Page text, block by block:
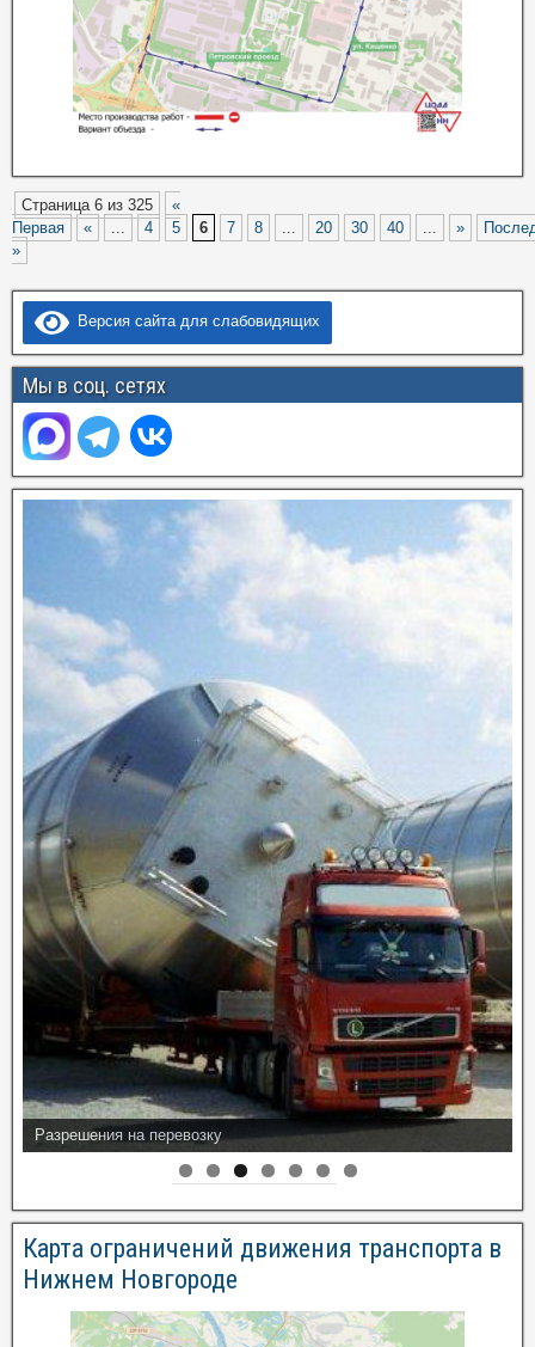
Страница 6 из 325
«
Первая
« 4 5 6 7 8 20 30 40 »
»
Версия сайта для слабовидящих
Мы в соц. сетях
Разрешения на перевозку
Карта ограничений движения транспорта в
Нижнем Новгороде